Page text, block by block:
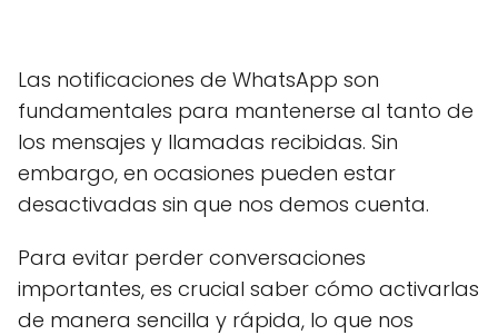
p
r
t
i
r
e
n
w
t
t
e
r
)
p
r
t
r
e
n
e
o
o
k
p
r
t
i
r
e
n
t
r
e
s
t
p
r
t
i
r
e
n
k
d
I
n
r
Las notificaciones de WhatsApp son
fundamentales para mantenerse al tanto de
los mensajes y llamadas recibidas. Sin
embargo, en ocasiones pueden estar
desactivadas sin que nos demos cuenta.
Para evitar perder conversaciones
importantes, es crucial saber cómo activarlas
de manera sencilla y rápida, lo que nos